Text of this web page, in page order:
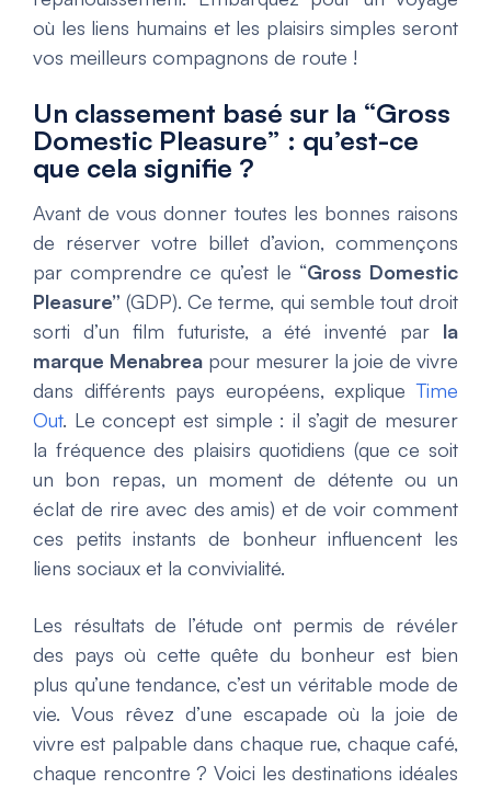
où les liens humains et les plaisirs simples seront
vos meilleurs compagnons de route !
Un classement basé sur la “Gross
Domestic Pleasure” : qu’est-ce
que cela signifie ?
Avant de vous donner toutes les bonnes raisons
de réserver votre billet d’avion, commençons
par comprendre ce qu’est le “Gross Domestic
Pleasure” (GDP). Ce terme, qui semble tout droit
sorti d’un film futuriste, a été inventé par la
marque Menabrea pour mesurer la joie de vivre
dans différents pays européens, explique Time
Out. Le concept est simple : il s’agit de mesurer
la fréquence des plaisirs quotidiens (que ce soit
un bon repas, un moment de détente ou un
éclat de rire avec des amis) et de voir comment
ces petits instants de bonheur influencent les
liens sociaux et la convivialité.
Les résultats de l’étude ont permis de révéler
des pays où cette quête du bonheur est bien
plus qu’une tendance, c’est un véritable mode de
vie. Vous rêvez d’une escapade où la joie de
vivre est palpable dans chaque rue, chaque café,
chaque rencontre ? Voici les destinations idéales